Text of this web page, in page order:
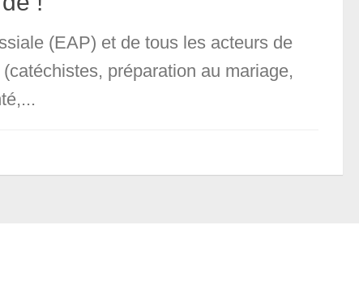
(EAP) et de tous les acteurs de
préparation au mariage,